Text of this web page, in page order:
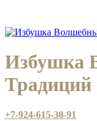
Избушка
Традиций
+7-924-615-38-91